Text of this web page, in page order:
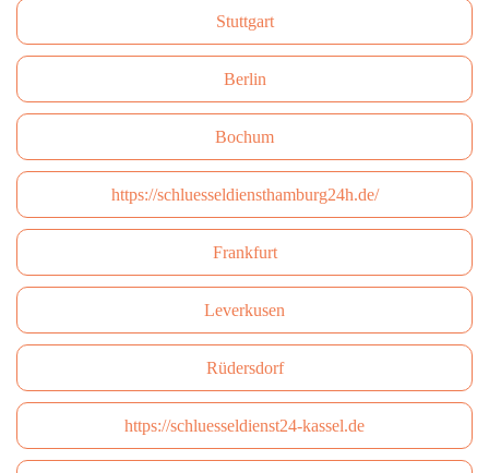
Stuttgart
Berlin
Bochum
https://schluesseldiensthamburg24h.de/
Frankfurt
Leverkusen
Rüdersdorf
https://schluesseldienst24-kassel.de